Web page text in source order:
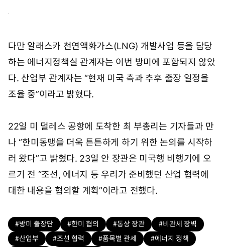
다만 알래스카 천연액화가스(LNG) 개발사업 등을 담당
하는 에너지정책실 관계자는 이번 방미에 포함되지 않았
다. 산업부 관계자는 “현재 미국 측과 추후 출장 일정을
조율 중”이라고 밝혔다.
22일 미 덜레스 공항에 도착한 최 부총리는 기자들과 만
나 “한미동맹을 더욱 튼튼하게 하기 위한 논의를 시작하
러 왔다”고 밝혔다. 23일 안 장관은 미국행 비행기에 오
르기 전 “조선, 에너지 등 우리가 준비했던 산업 협력에
대한 내용을 협의할 계획”이라고 전했다.
#방미 출장단 #한미 협의 #통상 장관
#비관세 장벽
#산업부
#조선 협력 #품목별 관세 #에너지 정책